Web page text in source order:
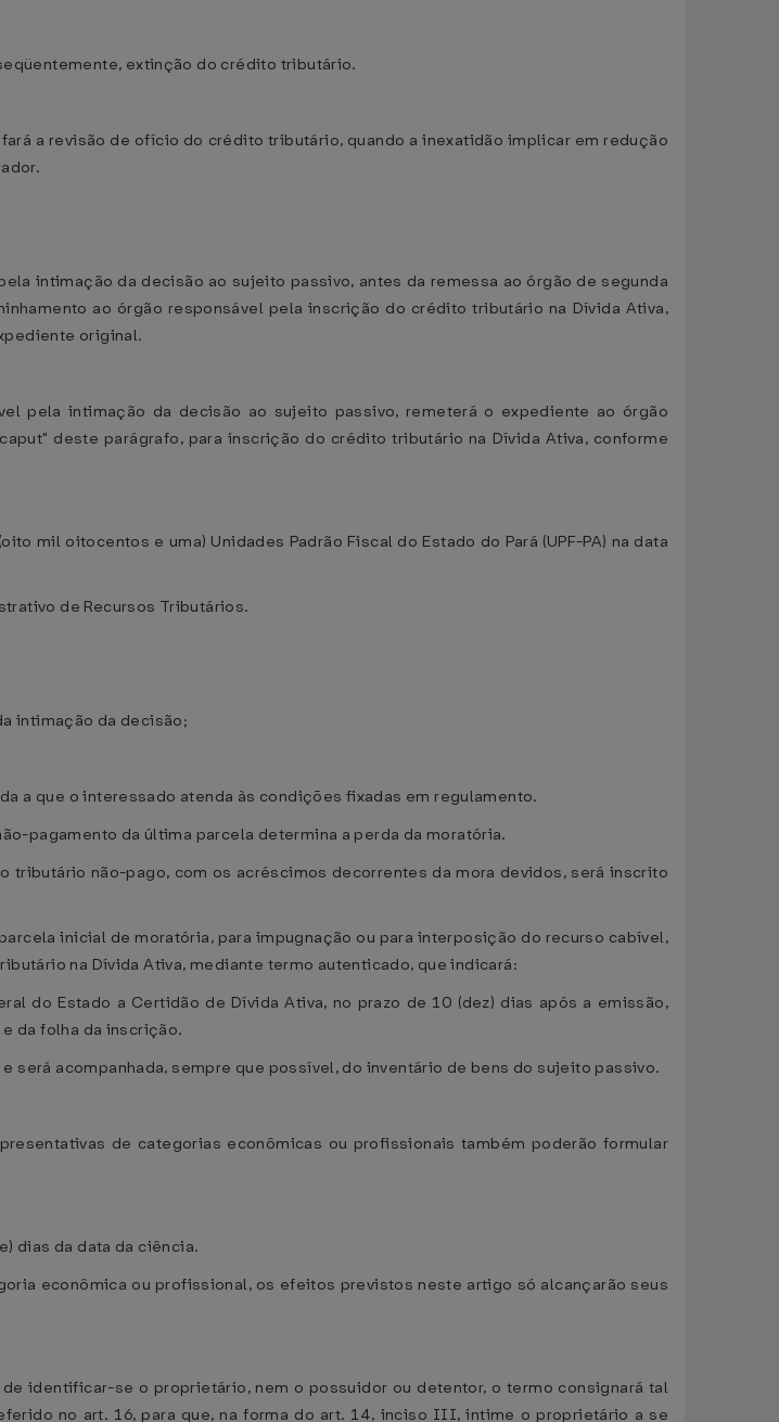
extinção do crédito tributário.
a revisão de ofício do crédito tributário, quando a inexatidão implicar em redução
intimação da decisão ao sujeito passivo, antes da remessa ao órgão de segunda
ao órgão responsável pela inscrição do crédito tributário na Dívida Ativa,
original.
pela intimação da decisão ao sujeito passivo, remeterá o expediente ao órgão
deste parágrafo, para inscrição do crédito tributário na Dívida Ativa, conforme
mil oitocentos e uma) Unidades Padrão Fiscal do Estado do Pará (UPF-PA) na data
de Recursos Tributários.
intimação da decisão;
a que o interessado atenda às condições fixadas em regulamento.
pagamento da última parcela determina a perda da moratória.
não-pago, com os acréscimos decorrentes da mora devidos, será inscrito
inicial de moratória, para impugnação ou para interposição do recurso cabível,
na Dívida Ativa, mediante termo autenticado, que indicará:
do Estado a Certidão de Dívida Ativa, no prazo de 10 (dez) dias após a emissão,
da folha da inscrição.
será acompanhada, sempre que possível, do inventário de bens do sujeito passivo.
de categorias econômicas ou profissionais também poderão formular
dias da data da ciência.
econômica ou profissional, os efeitos previstos neste artigo só alcançarão seus
identificar-se o proprietário, nem o possuidor ou detentor, o termo consignará tal
no art. 16, para que, na forma do art. 14, inciso III, intime o proprietário a se